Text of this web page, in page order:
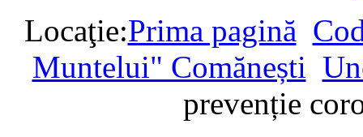
Locaţie:Prima pagină
Muntelui" Comănești
prevenție